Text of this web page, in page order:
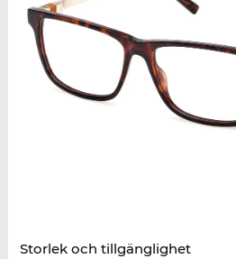
Storlek och tillgänglighet